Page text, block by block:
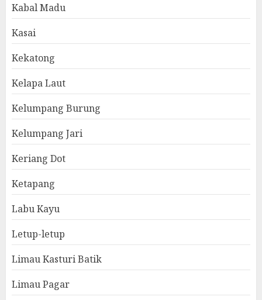
Kabal Madu
Kasai
Kekatong
Kelapa Laut
Kelumpang Burung
Kelumpang Jari
Keriang Dot
Ketapang
Labu Kayu
Letup-letup
Limau Kasturi Batik
Limau Pagar